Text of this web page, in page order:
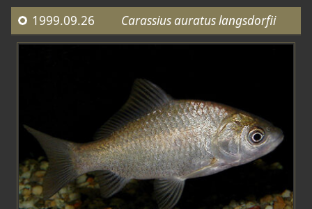
1999.09.26 Carassius auratus langsdorfii